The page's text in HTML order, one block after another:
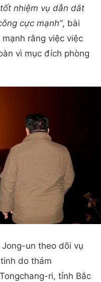
nhiệm vụ dẫn dắt
cực mạnh”, bài
rằng việc việc
vì mục đích phòng
un theo dõi vụ
do thám
ri, tỉnh Bắc